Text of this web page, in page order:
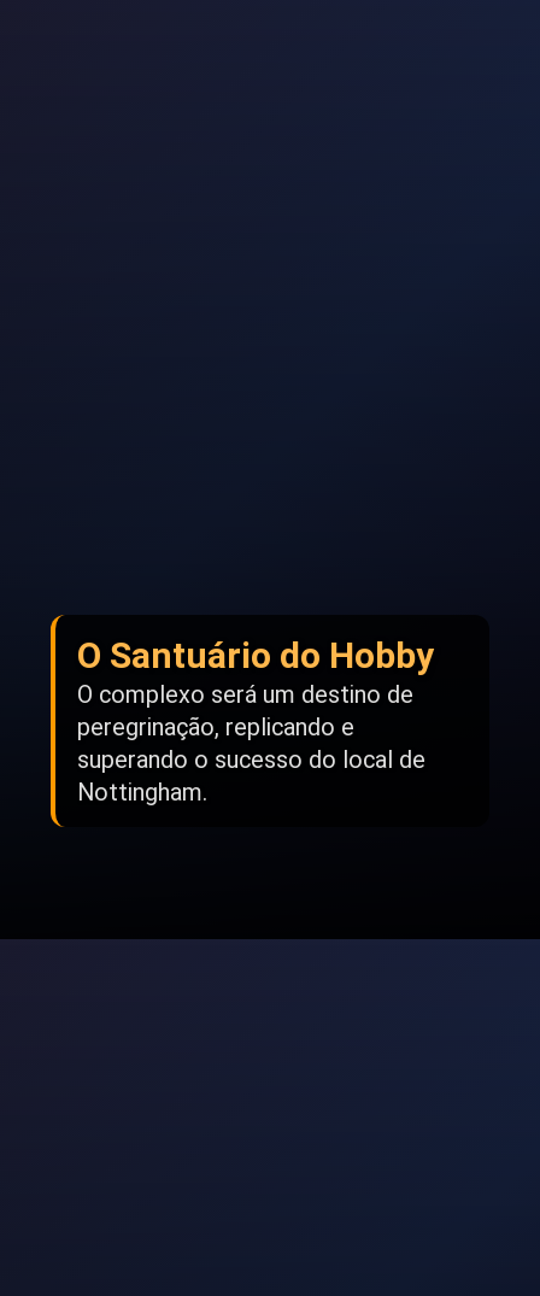
O Santuário do Hobby
O complexo será um destino de
peregrinação, replicando e
superando o sucesso do local de
Nottingham.